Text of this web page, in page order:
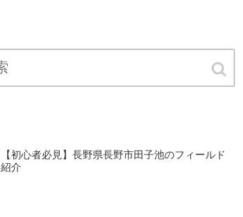
【初心者必見】長野県長野市田子池のフィールド
紹介